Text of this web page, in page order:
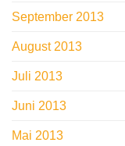
September 2013
August 2013
Juli 2013
Juni 2013
Mai 2013